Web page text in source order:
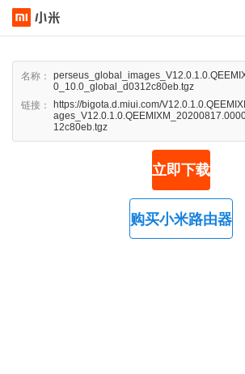
名称：
0_10.0_global_d0312c80eb.tgz
链接：
https://bigota.d.miui.com/
12c80eb.tgz
立即下载
购买小米路由器